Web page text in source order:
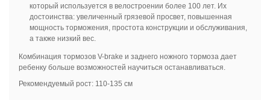
который используется в велостроении более 100 лет. Их
достоинства: увеличенный грязевой просвет, повышенная
мощность торможения, простота конструкции и обслуживания,
а также низкий вес.
Комбинация тормозов V-brake и заднего ножного тормоза дает
ребенку больше возможностей научиться останавливаться.
Рекомендуемый рост: 110-135 см